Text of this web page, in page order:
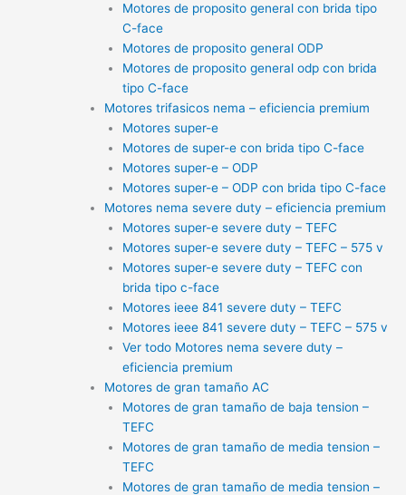
Motores de proposito general con brida tipo
C-face
Motores de proposito general ODP
Motores de proposito general odp con brida
tipo C-face
Motores trifasicos nema – eficiencia premium
Motores super-e
Motores de super-e con brida tipo C-face
Motores super-e – ODP
Motores super-e – ODP con brida tipo C-face
Motores nema severe duty – eficiencia premium
Motores super-e severe duty – TEFC
Motores super-e severe duty – TEFC – 575 v
Motores super-e severe duty – TEFC con
brida tipo c-face
Motores ieee 841 severe duty – TEFC
Motores ieee 841 severe duty – TEFC – 575 v
Ver todo Motores nema severe duty –
eficiencia premium
Motores de gran tamaño AC
Motores de gran tamaño de baja tension –
TEFC
Motores de gran tamaño de media tension –
TEFC
Motores de gran tamaño de media tension –